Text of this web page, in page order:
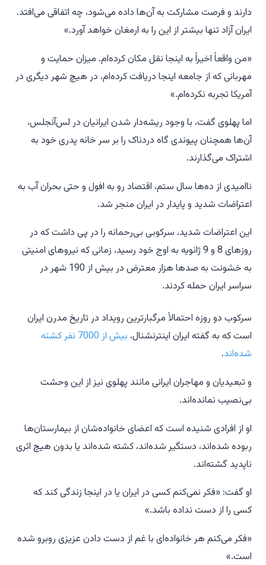
دارند و فرصت مشارکت به آن‌ها داده می‌شود، چه اتفاقی می‌افتد.
ایران آزاد تنها بیشتر از این را به ارمغان خواهد آورد.»
«من واقعاً اخیراً به اینجا نقل مکان کرده‌ام. میزان حمایت و
مهربانی که از جامعه اینجا دریافت کرده‌ام، در هیچ شهر دیگری در
آمریکا تجربه نکرده‌ام.»
اما پهلوی گفت، با وجود ریشه‌دار شدن ایرانیان در لس‌آنجلس،
آن‌ها همچنان پیوندی گاه دردناک را بر سر خانه پدری خود به
اشتراک می‌گذارند.
ناامیدی از ده‌ها سال ستم، اقتصاد رو به افول و حتی بحران آب به
اعتراضات شدید و پایدار در ایران منجر شد.
این اعتراضات شدید، سرکوبی بی‌رحمانه را در پی داشت که در
روزهای 8 و 9 ژانویه به اوج خود رسید، زمانی که نیروهای امنیتی
به خشونت به صدها هزار معترض در بیش از 190 شهر در
سراسر ایران حمله کردند.
سرکوب دو روزه احتمالاً مرگبارترین رویداد در تاریخ مدرن ایران
است که به گفته ایران اینترنشنال،
بیش از 7000 نفر کشته
شده‌اند.
و تبعیدیان و مهاجران ایرانی مانند پهلوی نیز از این وحشت
بی‌نصیب نمانده‌اند.
او از افرادی شنیده است که اعضای خانواده‌شان از بیمارستان‌ها
ربوده شده‌اند، دستگیر شده‌اند، کشته شده‌اند یا بدون هیچ اثری
ناپدید گشته‌اند.
او گفت: «فکر نمی‌کنم کسی در ایران یا در اینجا زندگی کند که
کسی را از دست نداده باشد.»
«فکر می‌کنم هر خانواده‌ای با غم از دست دادن عزیزی روبرو شده
است.»